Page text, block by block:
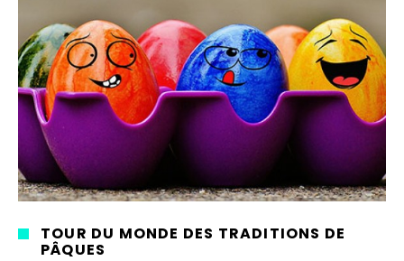
TOUR DU MONDE DES TRADITIONS DE
PÂQUES